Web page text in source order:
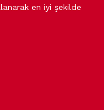
en iyi şekilde